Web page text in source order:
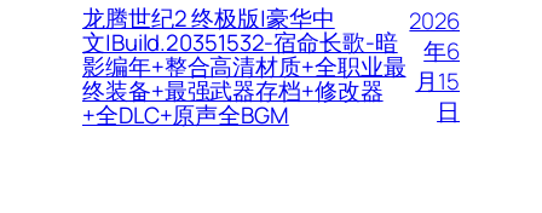
龙腾世纪2 终极版|豪华中
文|Build.20351532-宿命长歌-暗
影编年+整合高清材质+全职业最
终装备+最强武器存档+修改器
+全DLC+原声全BGM
2026
年6
月15
日